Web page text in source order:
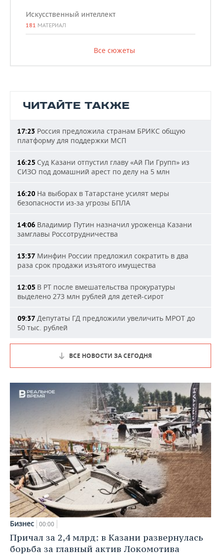
Искусственный интеллект
181 МАТЕРИАЛ
Все сюжеты
ЧИТАЙТЕ ТАКЖЕ
17:23 Россия предложила странам БРИКС общую
платформу для поддержки МСП
16:25 Суд Казани отпустил главу «Ай Пи Групп» из
СИЗО под домашний арест по делу на 5 млн
16:20 На выборах в Татарстане усилят меры
безопасности из-за угрозы БПЛА
14:06 Владимир Путин назначил уроженца Казани
замглавы Россотрудничества
13:37 Минфин России предложил сократить в два
раза срок продажи изъятого имущества
12:05 В РТ после вмешательства прокуратуры
выделено 273 млн рублей для детей-сирот
09:37 Депутаты ГД предложили увеличить МРОТ до
50 тыс. рублей
ВСЕ НОВОСТИ ЗА СЕГОДНЯ
Бизнес 00:00
Причал за 2,4 млрд: в Казани развернулась
борьба за главный актив Локомотива